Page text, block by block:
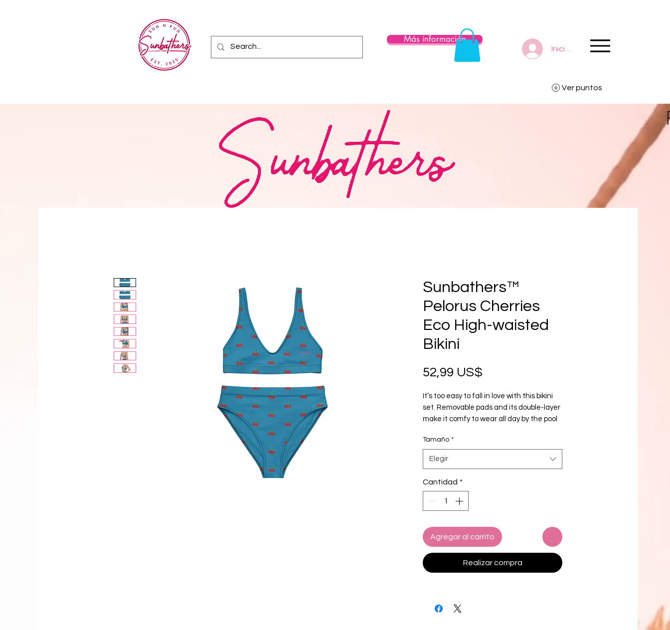
Más información
Iniciar sesión
Ver puntos
Sunbathers™
Pelorus Cherries
Eco High-waisted
Bikini
52,99 US$
It’s too easy to fall in love with this bikini
set. Removable pads and its double-layer
make it comfy to wear all day by the pool
for production in the US/Mexico
• Fabric weight: 6.64 oz./yd.² (225 g/m²) in
the US/Mexico
Latvia
• Double-layered and non-reversible
• Removable padding
• Tear-away care label
Vietnam, Cambodia, and Lithuania
Tamaño *
Elegir
Cantidad *
Agregar al carrito
Realizar compra